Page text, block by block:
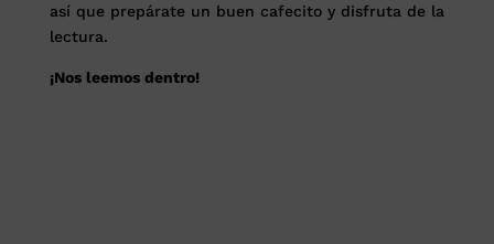
así que prepárate un buen cafecito y disfruta de la
lectura.
¡Nos leemos dentro!